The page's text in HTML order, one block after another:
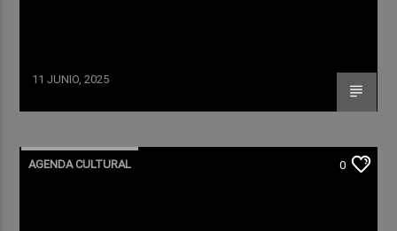
11 JUNIO, 2025
AGENDA CULTURAL 0